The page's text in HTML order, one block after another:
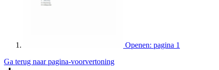
Openen: pagina 1
Ga terug naar pagina-voorvertoning